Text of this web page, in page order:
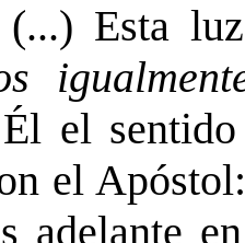
(...) Esta
el
el
adelante